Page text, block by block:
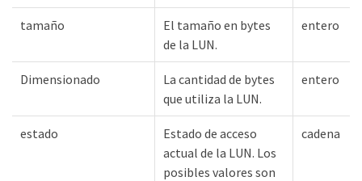
tamaño
El tamaño en bytes
de la LUN.
entero
Dimensionado
La cantidad de bytes
que utiliza la LUN.
entero
estado
Estado de acceso
actual de la LUN. Los
posibles valores son
cadena